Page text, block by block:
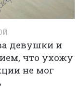
девушки и
что ухожу
не мог